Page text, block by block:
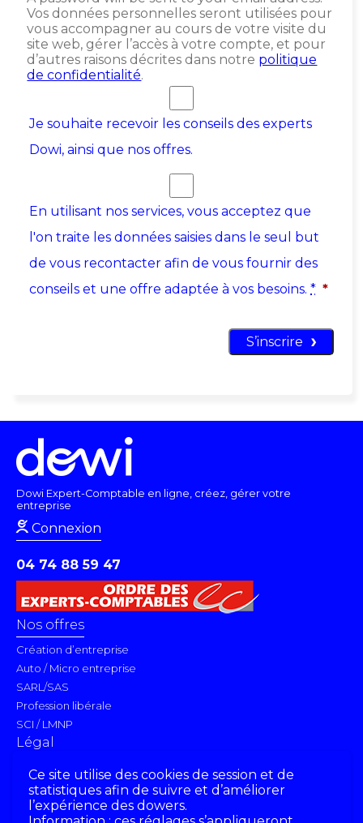
Ce site utilise des cookies de session et de
statistiques afin de suivre et d’améliorer
l’expérience des dowers.
Vos données personnelles seront utilisées pour
vous accompagner au cours de votre visite du
site web, gérer l’accès à votre compte, et pour
d’autres raisons décrites dans notre politique
de confidentialité.
Je souhaite recevoir les conseils des experts
Dowi, ainsi que nos offres.
En utilisant nos services, vous acceptez que
l'on traite les données saisies dans le seul but
de vous recontacter afin de vous fournir des
conseils et une offre adaptée à vos besoins.* *
S’inscrire
Dowi Expert-Comptable en ligne, créez, gérer votre
entreprise
Connexion
04 74 88 59 47
Nos offres
Création d’entreprise
Auto / Micro entreprise
SARL/SAS
Profession libérale
SCI / LMNP
Légal
Contact
CGU
Mentions légales